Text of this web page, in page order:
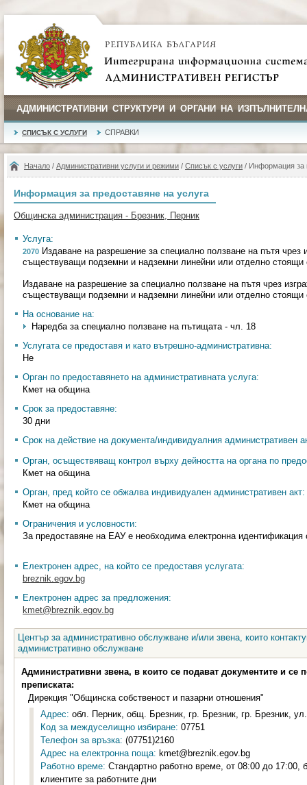
АДМИНИСТРАТИВНИ СТРУКТУРИ И ОРГАНИ НА
СПИСЪК С УСЛУГИ СПРАВКИ
Начало / Административни услуги и режими / Списък с услуги / Информация за
Информация за предоставяне на услуга
Общинска администрация - Брезник, Перник
Услуга:
2070 Издаване на разрешение за специално ползване на пътя чрез
съществуващи подземни и надземни линейни или отделно стоящи
Издаване на разрешение за специално ползване на пътя чрез
съществуващи подземни и надземни линейни или отделно стоящи
На основание на:
Наредба за специално ползване на пътищата - чл. 18
Услугата се предоставя и като вътрешно-административна:
Не
Орган по предоставянето на административната услуга:
Кмет на община
Срок за предоставяне:
30 дни
Срок на действие на документа/индивидуалния административен
Орган, осъществяващ контрол върху дейността на органа по
Кмет на община
Орган, пред който се обжалва индивидуален административен акт:
Кмет на община
Ограничения и условности:
За предоставяне на ЕАУ е необходима електронна
Електронен адрес, на който се предоставя услугата:
breznik.egov.bg
Електронен адрес за предложения:
kmet@breznik.egov.bg
Център за административно обслужване и/или звена, които
административно обслужване
Административни звена, в които се подават документите и се
преписката:
Дирекция "Общинска собственост и пазарни отношения"
Адрес: обл. Перник, общ. Брезник, гр. Брезник, гр. Брезник,
Код за междуселищно избиране: 07751
Телефон за връзка: (07751)2160
Адрес на електронна поща: kmet@breznik.egov.bg
Работно време: Стандартно работно време, от 08:00 до 17:00,
клиентите за работните дни